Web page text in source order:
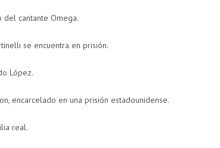
del cantante Omega.
se encuentra en prisión.
López.
encarcelado en una prisión estadounidense.
real.